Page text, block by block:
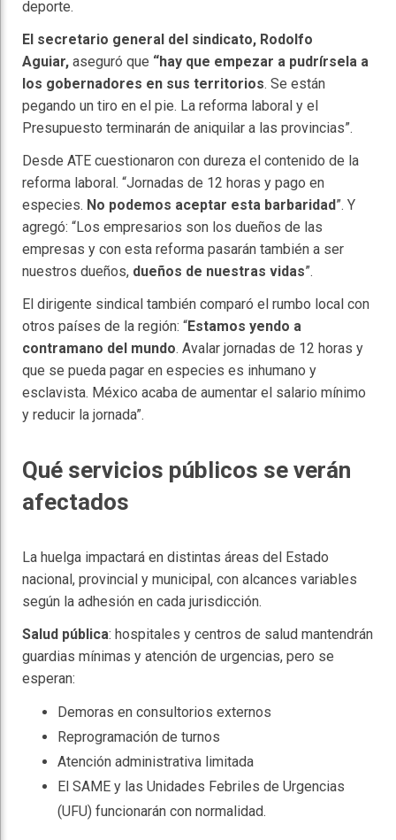
deporte.
El secretario general del sindicato, Rodolfo
Aguiar, aseguró que “hay que empezar a pudrírsela a
los gobernadores en sus territorios. Se están
pegando un tiro en el pie. La reforma laboral y el
Presupuesto terminarán de aniquilar a las provincias”.
Desde ATE cuestionaron con dureza el contenido de la
reforma laboral. “Jornadas de 12 horas y pago en
especies. No podemos aceptar esta barbaridad”. Y
agregó: “Los empresarios son los dueños de las
empresas y con esta reforma pasarán también a ser
nuestros dueños, dueños de nuestras vidas”.
El dirigente sindical también comparó el rumbo local con
otros países de la región: “Estamos yendo a
contramano del mundo. Avalar jornadas de 12 horas y
que se pueda pagar en especies es inhumano y
esclavista. México acaba de aumentar el salario mínimo
y reducir la jornada”.
Qué servicios públicos se verán
afectados
La huelga impactará en distintas áreas del Estado
nacional, provincial y municipal, con alcances variables
según la adhesión en cada jurisdicción.
Salud pública: hospitales y centros de salud mantendrán
guardias mínimas y atención de urgencias, pero se
esperan:
Demoras en consultorios externos
Reprogramación de turnos
Atención administrativa limitada
El SAME y las Unidades Febriles de Urgencias
(UFU) funcionarán con normalidad.